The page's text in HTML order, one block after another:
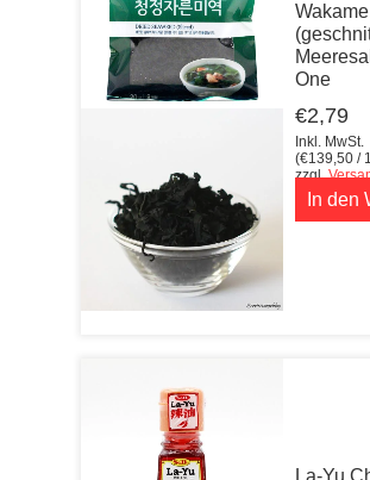
One
€2,79
Inkl. MwSt.
(€139,50 /
zzgl.
In den
La-Yu